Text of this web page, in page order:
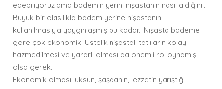
edebiliyoruz ama bademin yerini nişastanın nasıl aldığını..
Büyük bir olasılıkla badem yerine nişastanın
kullanılmasıyla yaygınlaşmış bu kadar.. Nişasta bademe
göre çok ekonomik. Üstelik nişastalı tatlıların kolay
hazmedilmesi ve yararlı olması da önemli rol oynamış
olsa gerek.
Ekonomik olması lüksün, şaşaanın, lezzetin yarıştığı